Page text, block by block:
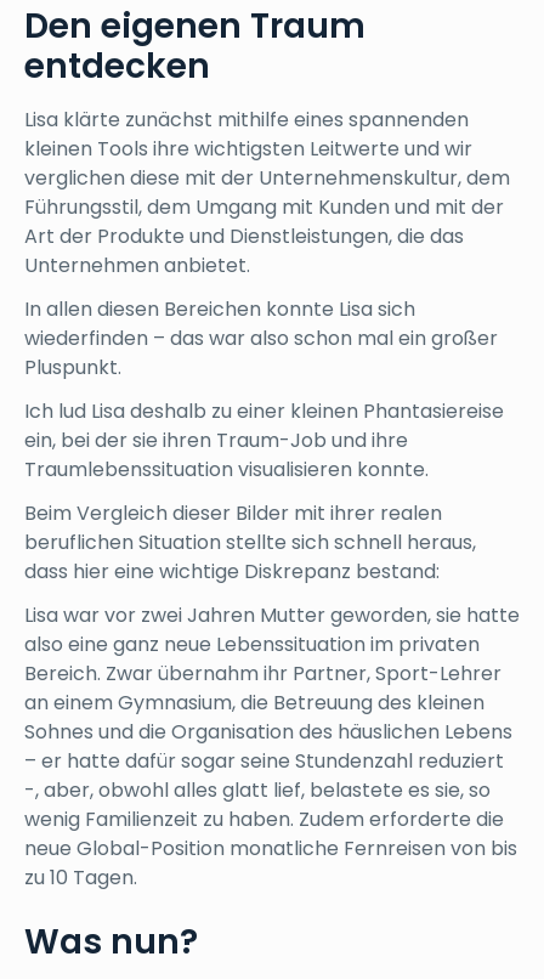
Den eigenen Traum
entdecken
Lisa klärte zunächst mithilfe eines spannenden
kleinen Tools ihre wichtigsten Leitwerte und wir
verglichen diese mit der Unternehmenskultur, dem
Führungsstil, dem Umgang mit Kunden und mit der
Art der Produkte und Dienstleistungen, die das
Unternehmen anbietet.
In allen diesen Bereichen konnte Lisa sich
wiederfinden – das war also schon mal ein großer
Pluspunkt.
Ich lud Lisa deshalb zu einer kleinen Phantasiereise
ein, bei der sie ihren Traum-Job und ihre
Traumlebenssituation visualisieren konnte.
Beim Vergleich dieser Bilder mit ihrer realen
beruflichen Situation stellte sich schnell heraus,
dass hier eine wichtige Diskrepanz bestand:
Lisa war vor zwei Jahren Mutter geworden, sie hatte
also eine ganz neue Lebenssituation im privaten
Bereich. Zwar übernahm ihr Partner, Sport-Lehrer
an einem Gymnasium, die Betreuung des kleinen
Sohnes und die Organisation des häuslichen Lebens
– er hatte dafür sogar seine Stundenzahl reduziert
-, aber, obwohl alles glatt lief, belastete es sie, so
wenig Familienzeit zu haben. Zudem erforderte die
neue Global-Position monatliche Fernreisen von bis
zu 10 Tagen.
Was nun?